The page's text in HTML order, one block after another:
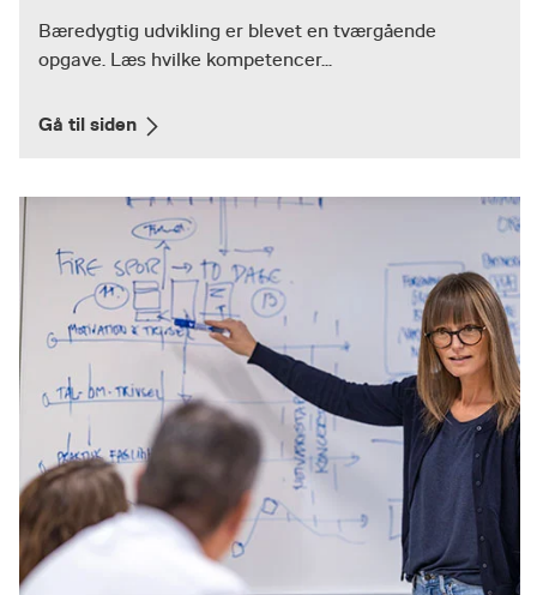
Bæredygtig udvikling er blevet en tværgående
opgave. Læs hvilke kompetencer...
Gå til siden